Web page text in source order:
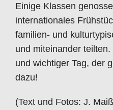
Einige Klassen
internationales
familien- und
und miteinander
und wichtiger Tag, der
dazu!
(Text und Fotos: J.